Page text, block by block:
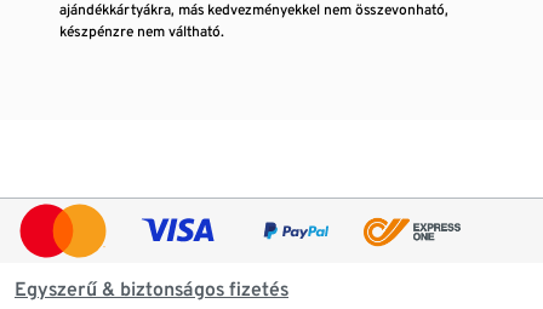
ajándékkártyákra, más kedvezményekkel nem összevonható,
készpénzre nem váltható.
Egyszerű & biztonságos fizetés